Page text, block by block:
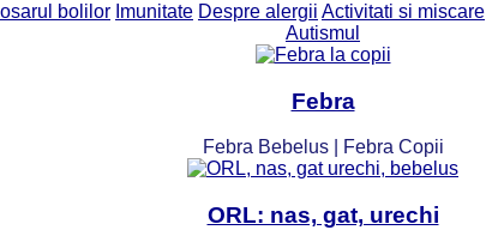
bolilor Imunitate Despre alergii Activitati si miscare
Autismul
Febra
Febra Bebelus | Febra Copii
ORL: nas, gat, urechi